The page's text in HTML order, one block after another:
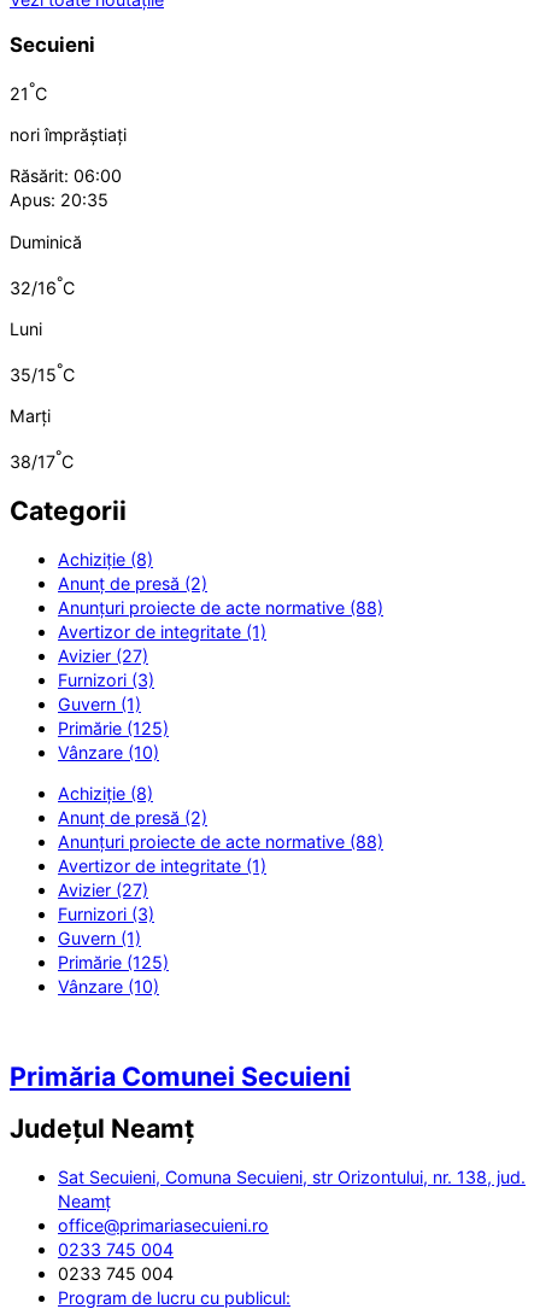
Secuieni
21°C
nori împrăștiați
Răsărit: 06:00
Apus: 20:35
Duminică
32/16°C
Luni
35/15°C
Marți
38/17°C
Categorii
Achiziție (8)
Anunț de presă (2)
Anunțuri proiecte de acte normative (88)
Avertizor de integritate (1)
Avizier (27)
Furnizori (3)
Guvern (1)
Primărie (125)
Vânzare (10)
Achiziție (8)
Anunț de presă (2)
Anunțuri proiecte de acte normative (88)
Avertizor de integritate (1)
Avizier (27)
Furnizori (3)
Guvern (1)
Primărie (125)
Vânzare (10)
Primăria Comunei Secuieni
Județul Neamț
Sat Secuieni, Comuna Secuieni, str Orizontului, nr. 138, jud.
Neamț
office@primariasecuieni.ro
0233 745 004
0233 745 004
Program de lucru cu publicul: